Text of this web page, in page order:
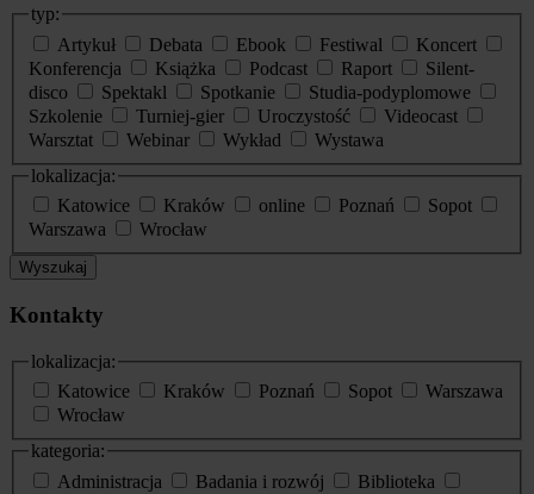
typ:
Artykuł
Debata Ebook Festiwal
Koncert
Konferencja
Książka Podcast Raport
Silent-
disco
Spektakl Spotkanie
Studia-podyplomowe
Szkolenie
Turniej-gier Uroczystość
Videocast
Warsztat
Webinar Wykład
Wystawa
lokalizacja:
Katowice
Kraków online Poznań
Sopot
Warszawa
Wrocław
Wyszukaj
Kontakty
lokalizacja:
Katowice
Kraków Poznań Sopot
Warszawa
Wrocław
kategoria:
Administracja
Badania i rozwój
Biblioteka